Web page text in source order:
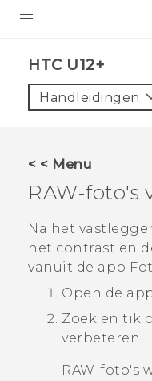
VIVE
HTC Club
SUPPORT
HTC-apparaten & -
VIVERSE
Aanmelden
HTC U12+‎
Handleidingen
< < Menu
RAW-foto's
Na het
het contrast en
vanuit de app
Open de
Zoek en tik
verbeteren.
RAW-foto's